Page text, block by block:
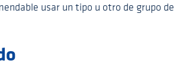
usar un tipo u otro de grupo de